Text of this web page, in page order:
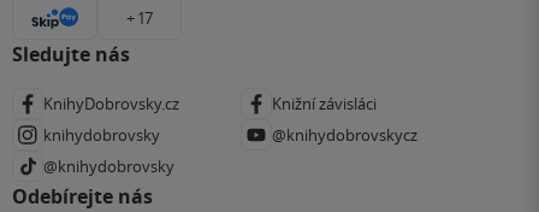
+ 17
Sledujte nás
KnihyDobrovsky.cz
Knižní závisláci
knihydobrovsky
@knihydobrovskycz
@knihydobrovsky
Odebírejte nás